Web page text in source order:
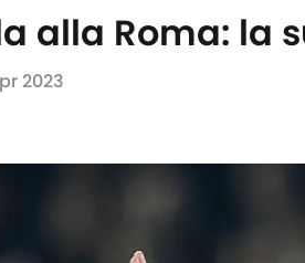
alla Roma: la
2023